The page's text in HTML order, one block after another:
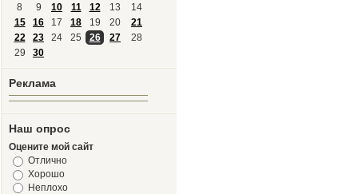
8
9 10 11 12 13
14
15
16 17 18 19 20
21
22
23 24 25 26 27
28
29
30
Реклама
Наш опрос
Оцените мой сайт
Отлично
Хорошо
Неплохо